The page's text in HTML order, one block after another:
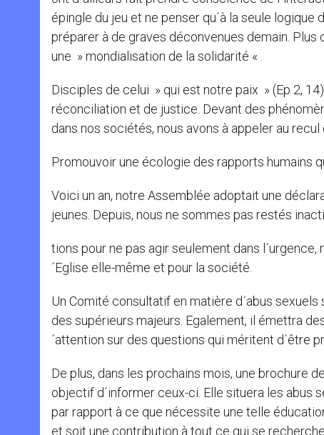
épingle du jeu et ne penser qu´à la seule logique
préparer à de graves déconvenues demain. Plus
une » mondialisation de la solidarité « .
Disciples de celui » qui est notre paix » (Ep 2,
réconciliation et de justice. Devant des
dans nos sociétés, nous avons à appeler au
Promouvoir une écologie des rapports humains
Voici un an, notre Assemblée adoptait une
jeunes. Depuis, nous ne sommes pas restés
tions pour ne pas agir seulement dans
´Eglise elle-même et pour la société.
Un Comité consultatif en matière d´abus
des supérieurs majeurs. Egalement, il émettra
´attention sur des questions qui méritent d´être
De plus, dans les prochains mois, une brochure
objectif d´informer ceux-ci. Elle situera les abus
par rapport à ce que nécessite une telle
et soit une contribution à tout ce qui se